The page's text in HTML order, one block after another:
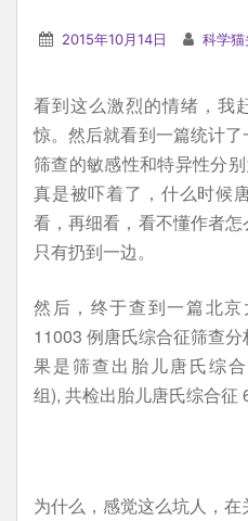
2015年10月14日 科学猫
看到这么激烈的情绪，我
惊。然后就看到一篇统计
筛查的敏感性和特异性分
真是被吓着了，什么时候
看，再细看，看不懂作者怎
只有扔到一边。
然后，终于查到一篇北
11003 例唐氏综合征筛查
果是筛查出胎儿唐氏综
组), 共检出胎儿唐氏综合征
为什么，感觉这么坑人，